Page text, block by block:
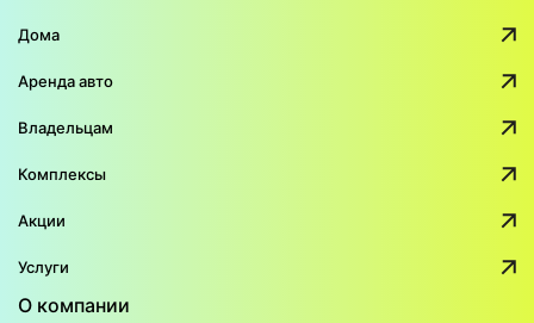
Дома
Аренда авто
Владельцам
Комплексы
Акции
Услуги
О компании